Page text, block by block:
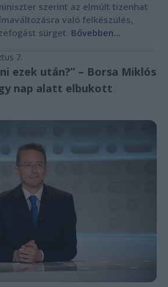
szerint az elmúlt tizenhat
való felkészülés,
sürget. Bővebben...
7.
ezek után?” – Borsa Miklós
nap alatt elbukott